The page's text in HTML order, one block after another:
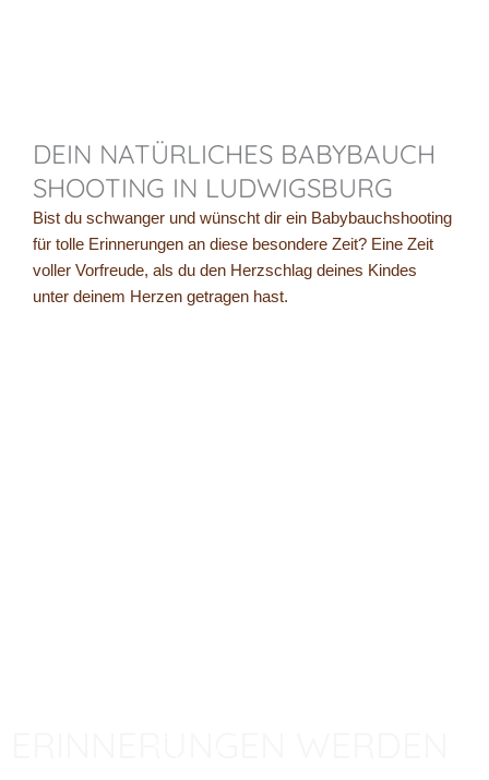
DEIN NATÜRLICHES BABYBAUCH
SHOOTING IN LUDWIGSBURG
Bist du schwanger und wünscht dir ein Babybauchshooting
für tolle Erinnerungen an diese besondere Zeit? Eine Zeit
voller Vorfreude, als du den Herzschlag deines Kindes
unter deinem Herzen getragen hast.